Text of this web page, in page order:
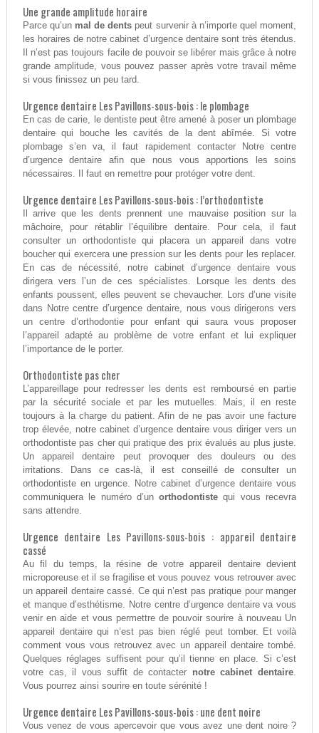
Une grande amplitude horaire
Parce qu’un mal de dents peut survenir à n’importe quel moment,
les horaires de notre cabinet d’urgence dentaire sont très étendus.
Il n’est pas toujours facile de pouvoir se libérer mais grâce à notre
grande amplitude, vous pouvez passer après votre travail même
si vous finissez un peu tard.
Urgence dentaire Les Pavillons-sous-bois : le plombage
En cas de carie, le dentiste peut être amené à poser un plombage
dentaire qui bouche les cavités de la dent abîmée. Si votre
plombage s’en va, il faut rapidement contacter Notre centre
d’urgence dentaire afin que nous vous apportions les soins
nécessaires. Il faut en remettre pour protéger votre dent.
Urgence dentaire Les Pavillons-sous-bois : l’orthodontiste
Il arrive que les dents prennent une mauvaise position sur la
mâchoire, pour rétablir l’équilibre dentaire. Pour cela, il faut
consulter un orthodontiste qui placera un appareil dans votre
boucher qui exercera une pression sur les dents pour les replacer.
En cas de nécessité, notre cabinet d’urgence dentaire vous
dirigera vers l’un de ces spécialistes. Lorsque les dents des
enfants poussent, elles peuvent se chevaucher. Lors d’une visite
dans Notre centre d’urgence dentaire, nous vous dirigerons vers
un centre d’orthodontie pour enfant qui saura vous proposer
l’appareil adapté au problème de votre enfant et lui expliquer
l’importance de le porter.
Orthodontiste pas cher
L’appareillage pour redresser les dents est remboursé en partie
par la sécurité sociale et par les mutuelles. Mais, il en reste
toujours à la charge du patient. Afin de ne pas avoir une facture
trop élevée, notre cabinet d’urgence dentaire vous diriger vers un
orthodontiste pas cher qui pratique des prix évalués au plus juste.
Un appareil dentaire peut provoquer des douleurs ou des
irritations. Dans ce cas-là, il est conseillé de consulter un
orthodontiste en urgence. Notre cabinet d’urgence dentaire vous
communiquera le numéro d’unorthodontiste qui vous recevra
sans attendre.
Urgence dentaire Les Pavillons-sous-bois : appareil dentaire
cassé
Au fil du temps, la résine de votre appareil dentaire devient
microporeuse et il se fragilise et vous pouvez vous retrouver avec
un appareil dentaire cassé. Ce qui n’est pas pratique pour manger
et manque d’esthétisme. Notre centre d’urgence dentaire va vous
venir en aide et vous permettre de pouvoir sourire à nouveau Un
appareil dentaire qui n’est pas bien réglé peut tomber. Et voilà
comment vous vous retrouvez avec un appareil dentaire tombé.
Quelques réglages suffisent pour qu’il tienne en place. Si c’est
votre cas, il vous suffit de contacter notre cabinet dentaire.
Vous pourrez ainsi sourire en toute sérénité !
Urgence dentaire Les Pavillons-sous-bois : une dent noire
Vous venez de vous apercevoir que vous avez une dent noire ?